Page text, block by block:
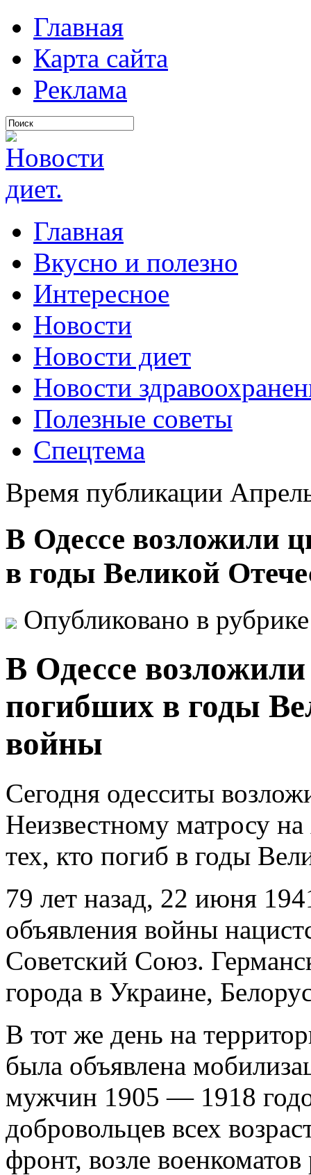
Главная
Карта сайта
Реклама
Главная
Вкусно и полезно
Интересное
Новости
Новости диет
Новости
Полезные советы
Спецтема
Время публикации
В Одессе возложили
в годы Великой
Опубликовано в
В Одессе
погибших в годы
войны
Сегодня одесситы
Неизвестному матросу
тех, кто погиб в годы
79 лет назад, 22 июня
объявления войны
Советский Союз.
города в Украине,
В тот же день на
была объявлена
мужчин 1905 — 1918
добровольцев всех
фронт, возле